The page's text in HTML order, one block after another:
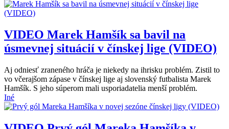
VIDEO Marek Hamšík sa bavil na
úsmevnej situácií v čínskej lige (VIDEO)
Aj odniesť zraneného hráča je niekedy na ihrisku problém. Zistil to
vo včerajšom zápase v čínskej lige aj slovenský futbalista Marek
Hamšík. S jeho súperom mali usporiadatelia menší problém.
Iné